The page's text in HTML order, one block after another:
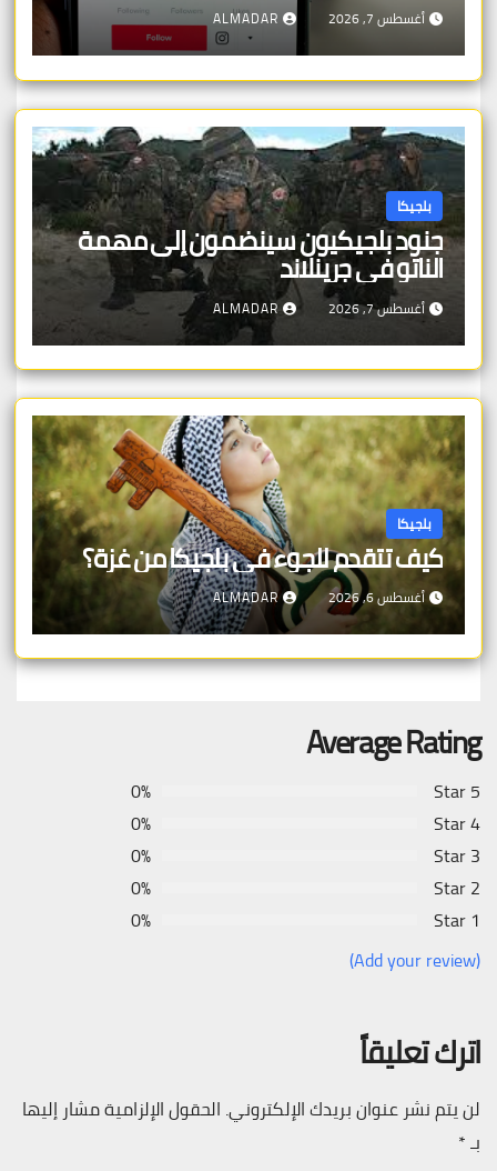
أغسطس 7, 2026 ALMADAR
بلجيكا
جنود بلجيكيون سينضمون إلى مهمة
الناتو في جرينلاند
أغسطس 7, 2026 ALMADAR
بلجيكا
كيف تتقدم للجوء في بلجيكا من غزة؟
أغسطس 6, 2026 ALMADAR
Average Rating
5 Star
0%
4 Star
0%
3 Star
0%
2 Star
0%
1 Star
0%
(Add your review)
اترك تعليقاً
لن يتم نشر عنوان بريدك الإلكتروني. الحقول الإلزامية مشار إليها
بـ*